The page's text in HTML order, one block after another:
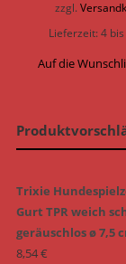
zzgl.
Lieferzeit:4
Auf die
Trixie
Gurt TPR weich
geräuschlos ø 7,5
8,54€